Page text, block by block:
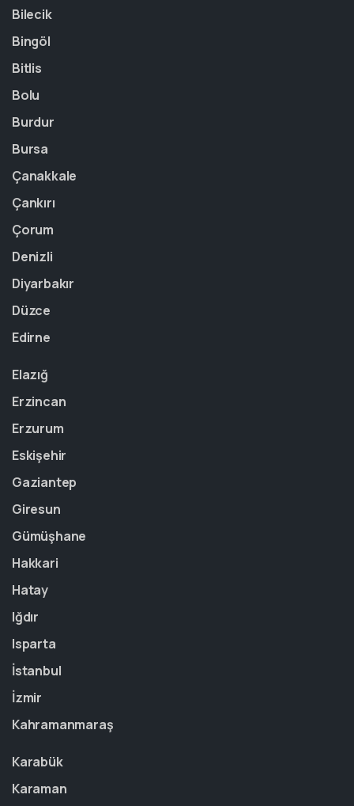
Bilecik
Bingöl
Bitlis
Bolu
Burdur
Bursa
Çanakkale
Çankırı
Çorum
Denizli
Diyarbakır
Düzce
Edirne
Elazığ
Erzincan
Erzurum
Eskişehir
Gaziantep
Giresun
Gümüşhane
Hakkari
Hatay
Iğdır
Isparta
İstanbul
İzmir
Kahramanmaraş
Karabük
Karaman